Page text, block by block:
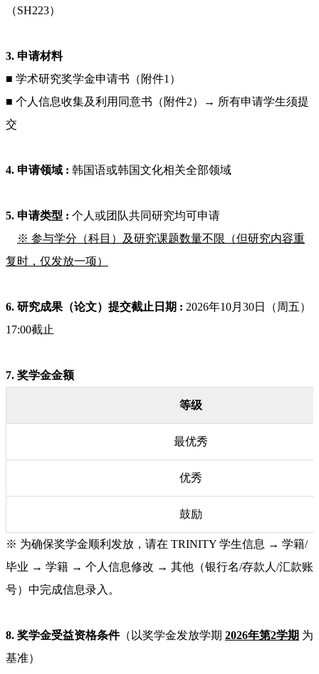
（SH223）
3. 申请材料
■ 学术研究奖学金申请书（附件1）
■ 个人信息收集及利用同意书（附件2）→ 所有申请学生须提
交
4. 申请领域 : 韩国语或韩国文化相关全部领域
5. 申请类型 : 个人或团队共同研究均可申请
※ 参与学分（科目）及研究课题数量不限（但研究内容重
复时，仅发放一项）
6. 研究成果（论文）提交截止日期 : 2026年10月30日（周五）
17:00截止
7. 奖学金金额
等级
最优秀
优秀
鼓励
※ 为确保奖学金顺利发放，请在 TRINITY 学生信息 → 学籍/
毕业 → 学籍 → 个人信息修改 → 其他（银行名/存款人/汇款账
号）中完成信息录入。
8. 奖学金受益资格条件（以奖学金发放学期 2026年第2学期 为
基准）